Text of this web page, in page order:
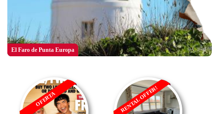
El Faro de Punta Europa
OFERTA RENTAL OFFER!